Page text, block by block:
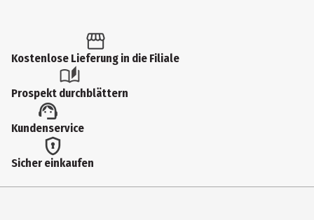
Produkttyp
Artikelnummer des Herstellers
212049
Hersteller
Kostenlose Lieferung in die Filiale
Prospekt durchblättern
Kundenservice
Sicher einkaufen